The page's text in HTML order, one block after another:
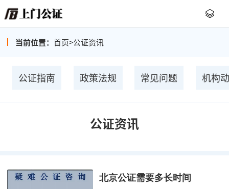
当前位置： 首页>公证资讯
公证指南 政策法规 常见问题 机构
公证资讯
北京公证需要多长时间